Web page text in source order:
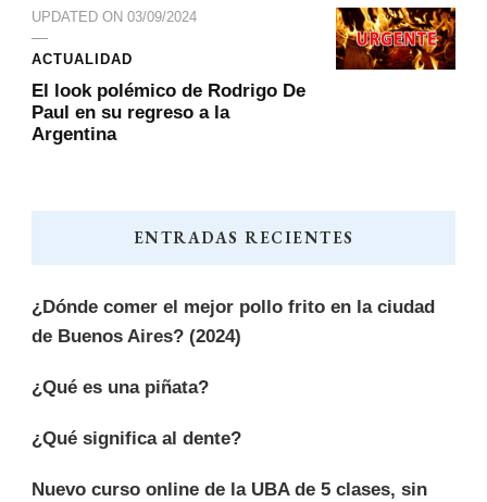
UPDATED ON 03/09/2024
ACTUALIDAD
El look polémico de Rodrigo De
Paul en su regreso a la
Argentina
ENTRADAS RECIENTES
¿Dónde comer el mejor pollo frito en la ciudad
de Buenos Aires? (2024)
¿Qué es una piñata?
¿Qué significa al dente?
Nuevo curso online de la UBA de 5 clases, sin